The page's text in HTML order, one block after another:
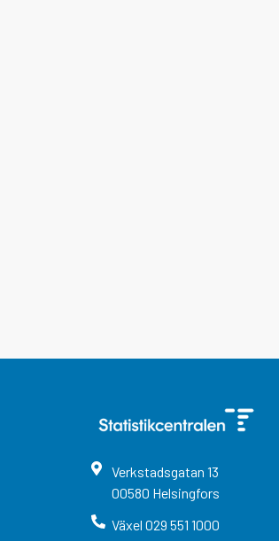
Verkstadsgatan 13
00580 Helsingfors
Växel 029 551 1000